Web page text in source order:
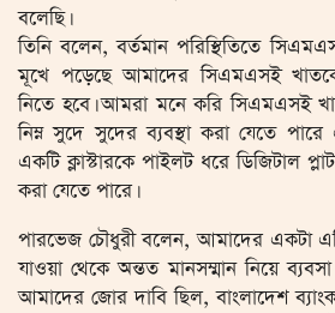
বলেছি।
তিনি বলেন, বর্তমান পরিস্থিতিতে
মূখে পড়েছে আমাদের সিএমএসই খাতকে
নিতে হবে। আমরা মনে করি সিএমএসই
নিম্ন সুদে সুদের ব্যবস্থা করা যেতে
একটি ক্লাস্টারকে পাইলট ধরে ডিজিটাল
করা যেতে পারে।
পারভেজ চৌধুরী বলেন, আমাদের একটা
যাওয়া থেকে অন্তত মানসম্মান নিয়ে
আমাদের জোর দাবি ছিল, বাংলাদেশ